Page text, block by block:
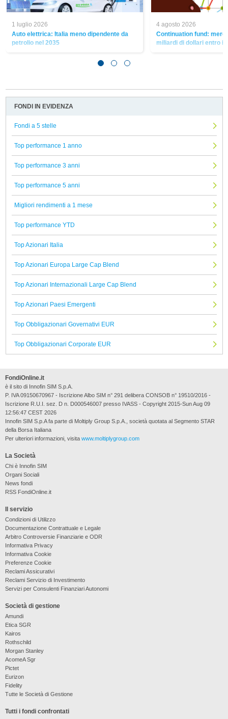
1 luglio 2026
Auto elettrica: Italia meno dipendente da
petrolio nel 2035
4 agosto 2026
Continuation fund:
miliardi di dollari entro il
FONDI IN EVIDENZA
Fondi a 5 stelle
Top performance 1 anno
Top performance 3 anni
Top performance 5 anni
Migliori rendimenti a 1 mese
Top performance YTD
Top Azionari Italia
Top Azionari Europa Large Cap Blend
Top Azionari Internazionali Large Cap Blend
Top Azionari Paesi Emergenti
Top Obbligazionari Governativi EUR
Top Obbligazionari Corporate EUR
La Società
Chi è Innofin SIM
Organi Sociali
News fondi
RSS FondiOnline.it
Il servizio
Condizioni di Utilizzo
Documentazione Contrattuale e Legale
Arbitro Controversie Finanziarie e ODR
Informativa Privacy
Informativa Cookie
Preferenze Cookie
Reclami Assicurativi
Reclami Servizio di Investimento
Servizi per Consulenti Finanziari Autonomi
Società di gestione
Amundi
Etica SGR
Kairos
Rothschild
Morgan Stanley
AcomeA Sgr
Pictet
Eurizon
Fidelity
Tutte le Società di Gestione
Tutti i fondi confrontati
FondiOnline.it
è il sito di Innofin SIM S.p.A.
P. IVA 09150670967 - Iscrizione Albo SIM n° 291 delibera CONSOB n° 19510/2016 -
Iscrizione R.U.I. sez. D n. D000546007 presso IVASS - Copyright 2015-Sun Aug 09
12:56:47 CEST 2026
Innofin SIM S.p.A fa parte di Moltiply Group S.p.A., società quotata al Segmento STAR
della Borsa Italiana
Per ulteriori informazioni, visita www.moltiplygroup.com